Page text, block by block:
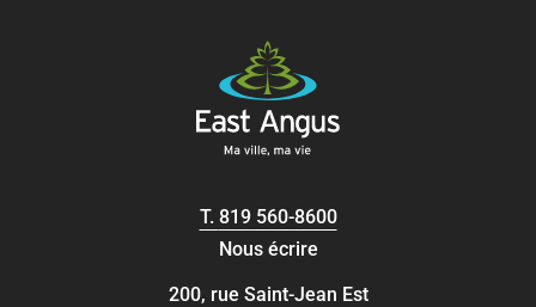
T. 819 560-8600
Nous écrire
200, rue Saint-Jean Est